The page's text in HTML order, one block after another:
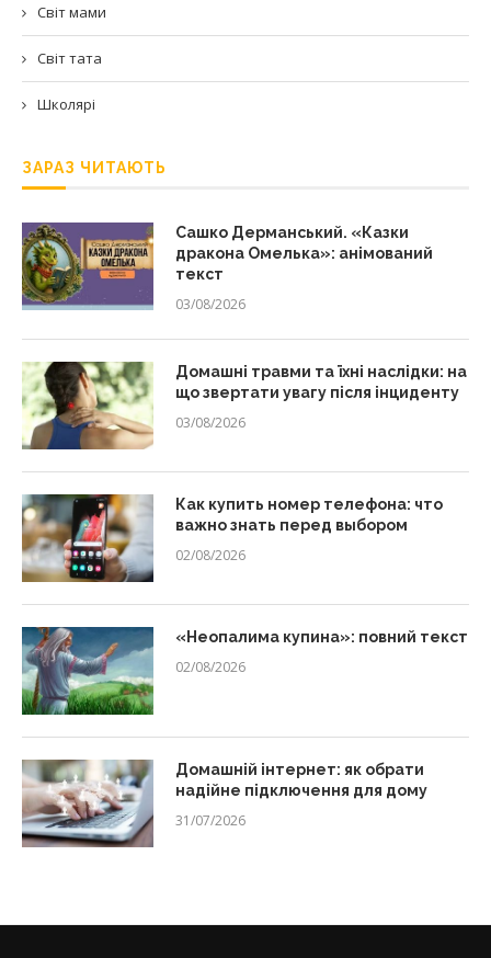
Світ мами
Світ тата
Школярі
ЗАРАЗ ЧИТАЮТЬ
Сашко Дерманський. «Казки
дракона Омелька»: анімований
текст
03/08/2026
Домашні травми та їхні наслідки: на
що звертати увагу після інциденту
03/08/2026
Как купить номер телефона: что
важно знать перед выбором
02/08/2026
«Неопалима купина»: повний текст
02/08/2026
Домашній інтернет: як обрати
надійне підключення для дому
31/07/2026